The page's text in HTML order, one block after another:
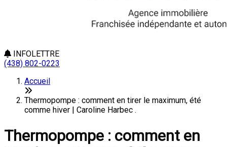
INFOLETTRE
(438) 802-0223
Accueil
Thermopompe : comment en tirer le maximum, été
comme hiver | Caroline Harbec .
Thermopompe : comment en